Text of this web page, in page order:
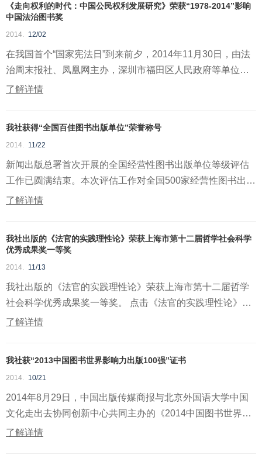
《走向权利的时代：中国公民权利发展研究》荣获“1978-2014”影响
中国法治图书奖
2014. 12/02
在我国首个“国家宪法日”到来前夕，2014年11月30日，由法
治周末报社、凤凰网主办，深圳市福田区人民政府等单位承
办...
了解详情
我社获得“全国百佳图书出版单位”荣誉称号
2014. 11/22
新闻出版总署首次开展的全国经营性图书出版单位等级评估
工作已圆满结束。本次评估工作对全国500家经营性图书出版
单位...
了解详情
我社出版的《法官的实践理性论》荣获上海市第十二届哲学社会科学
优秀成果奖一等奖
2014. 11/13
我社出版的《法官的实践理性论》荣获上海市第十二届哲学
社会科学优秀成果奖一等奖。 点击《法官的实践理性论》进
入本书...
了解详情
我社获“2013中国图书世界影响力出版100强”证书
2014. 10/21
2014年8月29日，中国出版传媒商报与北京外国语大学中国
文化走出去协同创新中心共同主办的《2014中国图书世界馆
藏影响...
了解详情